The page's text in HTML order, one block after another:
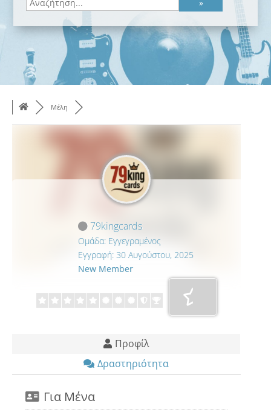
Μέλη
79kingcards
Ομάδα: Εγγεγραμένος
Εγγραφή: 30 Αυγούστου, 2025
New Member
Προφίλ
Δραστηριότητα
Για Μένα